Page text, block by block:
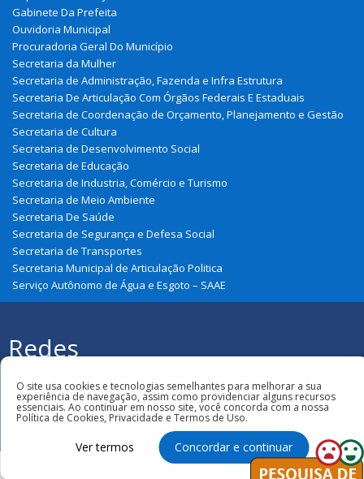
Gabinete Da Prefeita
Ouvidoria Municipal
Procuradoria Geral Do Município
Secretaria da Mulher
Secretaria de Administração, Fazenda e Infra Estrutura
Secretaria De Articulação Com Órgãos Federais E Estaduais
Secretaria de Coordenação de Orçamento, Planejamento e Gestão
Secretaria de Cultura
Secretaria de Desenvolvimento Social
Secretaria de Educação
Secretaria de Industria, Comércio e Turismo
Secretaria de Meio Ambiente
Secretaria De Saúde
Secretaria de Segurança e Defesa Social
Secretaria de Transportes
Secretaria Municipal de Articulação Politica
Serviço Autônomo de Água e Esgoto – SAAE
Redes
Sociais
Municipal de São João Do Soter
O site usa cookies e tecnologias semelhantes para melhorar a sua
experiência de navegação, assim como providenciar alguns recursos
essenciais. Ao continuar em nosso site, você concorda com a nossa
Política de Cookies, Privacidade e Termos de Uso.
Ver termos Concordar e continuar